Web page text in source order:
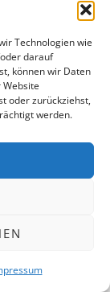
Technologien wie
darauf
können wir Daten
oder zurückziehst,
werden.